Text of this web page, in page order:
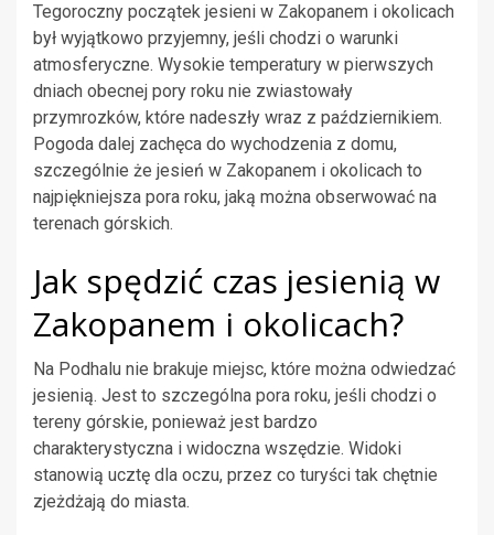
Tegoroczny początek jesieni w Zakopanem i okolicach
był wyjątkowo przyjemny, jeśli chodzi o warunki
atmosferyczne. Wysokie temperatury w pierwszych
dniach obecnej pory roku nie zwiastowały
przymrozków, które nadeszły wraz z październikiem.
Pogoda dalej zachęca do wychodzenia z domu,
szczególnie że jesień w Zakopanem i okolicach to
najpiękniejsza pora roku, jaką można obserwować na
terenach górskich.
Jak spędzić czas jesienią w
Zakopanem i okolicach?
Na Podhalu nie brakuje miejsc, które można odwiedzać
jesienią. Jest to szczególna pora roku, jeśli chodzi o
tereny górskie, ponieważ jest bardzo
charakterystyczna i widoczna wszędzie. Widoki
stanowią ucztę dla oczu, przez co turyści tak chętnie
zjeżdżają do miasta.